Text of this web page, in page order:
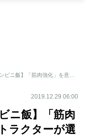
【美のプロが愛するコンビニ飯】「筋肉強化」を意識してインストラクターが選んだ6品は？
2019.12.29 06:00
ニ飯】「筋肉
ラクターが選